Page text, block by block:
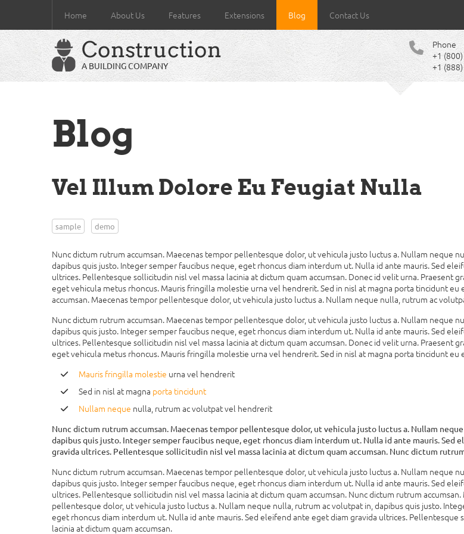
Home About Us Features Extensions Blog Contact Us
Construction
A BUILDING COMPANY
Phone
+1
+1
Blog
Vel Illum Dolore Eu Feugiat Nulla
sample demo
Nunc dictum rutrum accumsan. Maecenas tempor pellentesque dolor, ut vehicula justo luctus a. Nullam neque
dapibus quis justo. Integer semper faucibus neque, eget rhoncus diam interdum ut. Nulla id ante mauris. Sed
ultrices. Pellentesque sollicitudin nisl vel massa lacinia at dictum quam accumsan. Donec id velit urna. Praesent
eget vehicula metus rhoncus. Mauris fringilla molestie urna vel hendrerit. Sed in nisl at magna porta tincidunt eu
accumsan. Maecenas tempor pellentesque dolor, ut vehicula justo luctus a. Nullam neque nulla, rutrum ac
Nunc dictum rutrum accumsan. Maecenas tempor pellentesque dolor, ut vehicula justo luctus a. Nullam neque
dapibus quis justo. Integer semper faucibus neque, eget rhoncus diam interdum ut. Nulla id ante mauris. Sed
ultrices. Pellentesque sollicitudin nisl vel massa lacinia at dictum quam accumsan. Donec id velit urna. Praesent
eget vehicula metus rhoncus. Mauris fringilla molestie urna vel hendrerit. Sed in nisl at magna porta tincidunt eu
Mauris fringilla molestie urna vel hendrerit
Sed in nisl at magna porta tincidunt
Nullam neque nulla, rutrum ac volutpat vel hendrerit
Nunc dictum rutrum accumsan. Maecenas tempor pellentesque dolor, ut vehicula justo luctus a. Nullam
dapibus quis justo. Integer semper faucibus neque, eget rhoncus diam interdum ut. Nulla id ante mauris. Sed
gravida ultrices. Pellentesque sollicitudin nisl vel massa lacinia at dictum quam accumsan. Nunc dictum
Nunc dictum rutrum accumsan. Maecenas tempor pellentesque dolor, ut vehicula justo luctus a. Nullam neque
dapibus quis justo. Integer semper faucibus neque, eget rhoncus diam interdum ut. Nulla id ante mauris. Sed
ultrices. Pellentesque sollicitudin nisl vel massa lacinia at dictum quam accumsan. Nunc dictum rutrum
pellentesque dolor, ut vehicula justo luctus a. Nullam neque nulla, rutrum ac volutpat in, dapibus quis justo.
eget rhoncus diam interdum ut. Nulla id ante mauris. Sed eleifend ante eget diam gravida ultrices. Pellentesque
lacinia at dictum quam accumsan.